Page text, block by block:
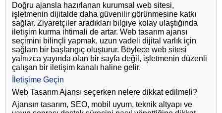
Doğru ajansla hazırlanan kurumsal web sitesi,
işletmenin dijitalde daha güvenilir görünmesine katkı
sağlar. Ziyaretçiler aradıkları bilgiye kolay ulaştığında
iletişim kurma ihtimali de artar. Web tasarım ajansı
seçimini bilinçli yapmak, uzun vadeli dijital varlık için
sağlam bir başlangıç oluşturur. Böylece web sitesi
yalnızca yayında olan bir sayfa değil, işletmenin düzenli
çalışan bir iletişim kanalı haline gelir.
İletişime Geçin
Web Tasarım Ajansı seçerken nelere dikkat edilmeli?
Ajansın tasarım, SEO, mobil uyum, teknik altyapı ve